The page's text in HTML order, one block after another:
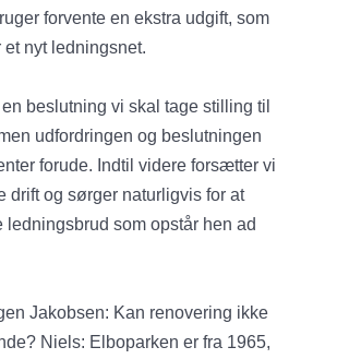
forvente en ekstra udgift, som
et nyt ledningsnet.
beslutning vi skal tage stilling til
udfordringen og beslutningen
forude. Indtil videre forsætter vi
drift og sørger naturligvis for at
ledningsbrud som opstår hen ad
Jakobsen: Kan renovering ikke
Niels: Elboparken er fra 1965,